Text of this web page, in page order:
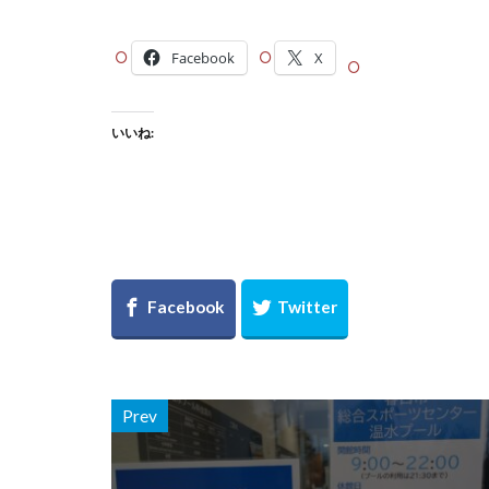
Facebook X
いいね:
Prev